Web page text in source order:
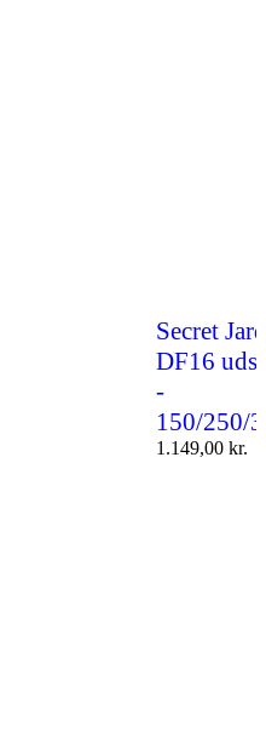
Secret
DF16
-
150/250/
1.149,00 kr.